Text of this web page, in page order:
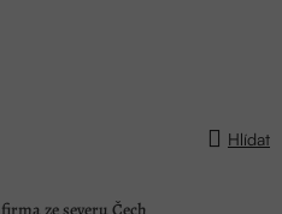
Hlídat